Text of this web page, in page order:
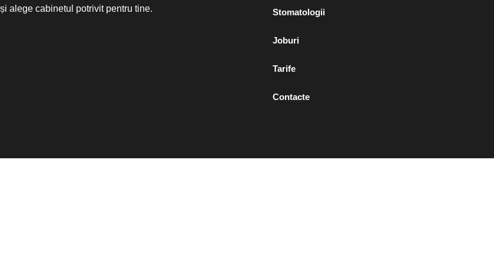
și alege cabinetul potrivit pentru tine.
Stomatologii
Joburi
Tarife
Contacte